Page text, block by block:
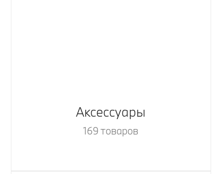
Аксессуары
169 товаров